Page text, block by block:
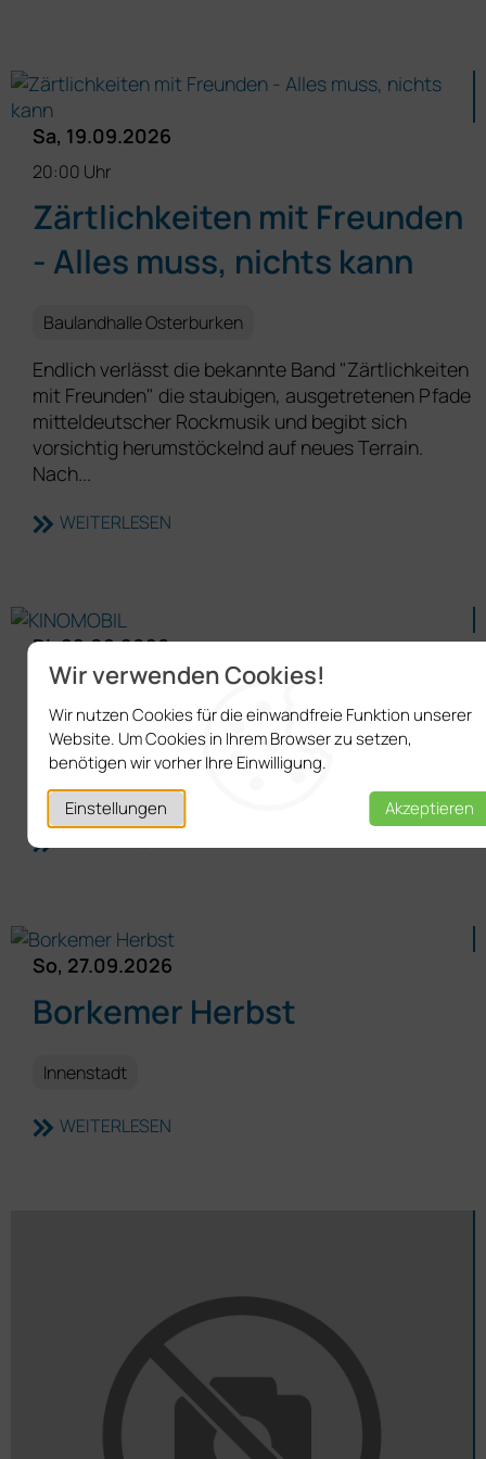
Wir verwenden Cookies!
Wir nutzen Cookies für die einwandfreie Funktion unserer
Website. Um Cookies in Ihrem Browser zu setzen,
benötigen wir vorher Ihre Einwilligung.
Einstellungen
Akzeptieren
Sa, 19.09.2026
20:00 Uhr
Zärtlichkeiten mit Freunden
- Alles muss, nichts kann
Baulandhalle Osterburken
Endlich verlässt die bekannte Band "Zärtlichkeiten
mit Freunden" die staubigen, ausgetretenen Pfade
mitteldeutscher Rockmusik und begibt sich
vorsichtig herumstöckelnd auf neues Terrain.
Nach...
WEITERLESEN
Di, 22.09.2026
16:30 Uhr-19:30 Uhr
KINOMOBIL
Kulturzentrum Adelsheim
So, 27.09.2026
Borkemer Herbst
Innenstadt
WEITERLESEN